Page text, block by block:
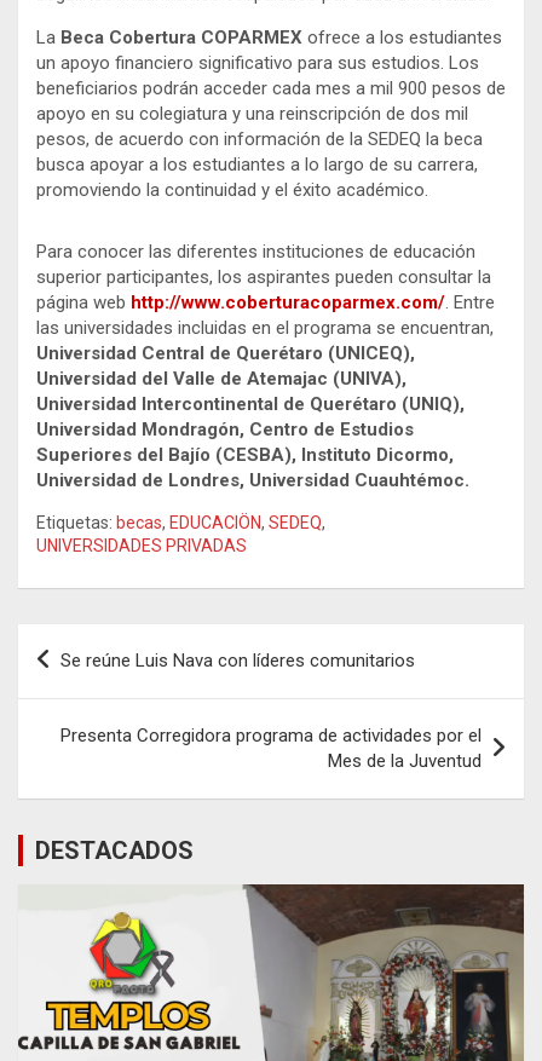
La Beca Cobertura COPARMEX ofrece a los estudiantes
un apoyo financiero significativo para sus estudios. Los
beneficiarios podrán acceder cada mes a mil 900 pesos de
apoyo en su colegiatura y una reinscripción de dos mil
pesos, de acuerdo con información de la SEDEQ la beca
busca apoyar a los estudiantes a lo largo de su carrera,
promoviendo la continuidad y el éxito académico.
Para conocer las diferentes instituciones de educación
superior participantes, los aspirantes pueden consultar la
página web http://www.coberturacoparmex.com/. Entre
las universidades incluidas en el programa se encuentran,
Universidad Central de Querétaro (UNICEQ),
Universidad del Valle de Atemajac (UNIVA),
Universidad Intercontinental de Querétaro (UNIQ),
Universidad Mondragón, Centro de Estudios
Superiores del Bajío (CESBA), Instituto Dicormo,
Universidad de Londres, Universidad Cuauhtémoc.
Etiquetas: becas, EDUCACIÖN, SEDEQ,
UNIVERSIDADES PRIVADAS
Navegación
entradas
Se reúne Luis Nava con líderes comunitarios
Presenta Corregidora programa de actividades por el
Mes de la Juventud
DESTACADOS